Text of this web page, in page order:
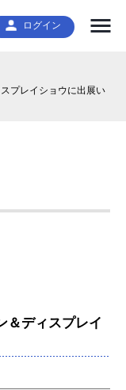
ログイン
プレイショウに出展い
＆ディスプレイ